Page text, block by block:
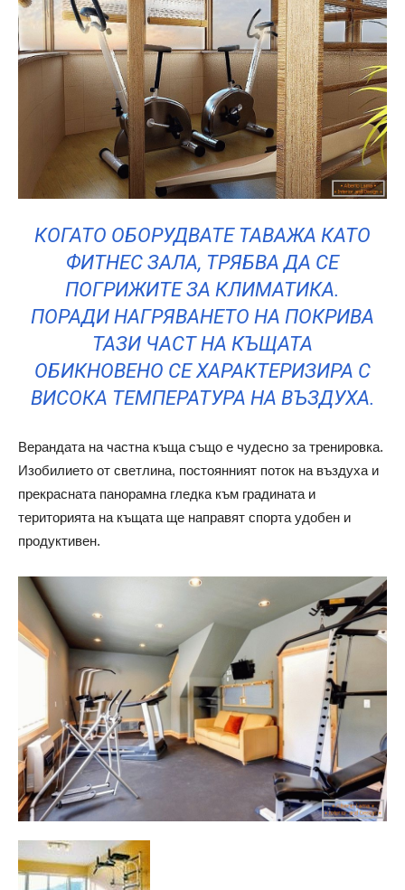
КОГАТО ОБОРУДВАТЕ ТАВАЖА КАТО
ФИТНЕС ЗАЛА, ТРЯБВА ДА СЕ
ПОГРИЖИТЕ ЗА КЛИМАТИКА.
ПОРАДИ НАГРЯВАНЕТО НА ПОКРИВА
ТАЗИ ЧАСТ НА КЪЩАТА
ОБИКНОВЕНО СЕ ХАРАКТЕРИЗИРА С
ВИСОКА ТЕМПЕРАТУРА НА ВЪЗДУХА.
Верандата на частна къща също е чудесно за тренировка.
Изобилието от светлина, постоянният поток на въздуха и
прекрасната панорамна гледка към градината и
територията на къщата ще направят спорта удобен и
продуктивен.